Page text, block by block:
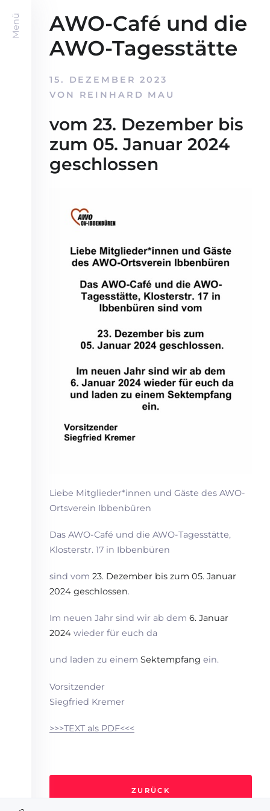
Menü
AWO-Café und die
AWO-Tagesstätte
15. DEZEMBER 2023
VON REINHARD MAU
vom 23. Dezember bis
zum 05. Januar 2024
geschlossen
Liebe Mitglieder*innen und Gäste des AWO-
Ortsverein Ibbenbüren
Das AWO-Café und die AWO-Tagesstätte,
Klosterstr. 17 in Ibbenbüren
sind vom 23. Dezember bis zum 05. Januar
2024 geschlossen.
Im neuen Jahr sind wir ab dem 6. Januar
2024 wieder für euch da
und laden zu einem Sektempfang ein.
Vorsitzender
Siegfried Kremer
>>>TEXT als PDF<<<
ZURÜCK